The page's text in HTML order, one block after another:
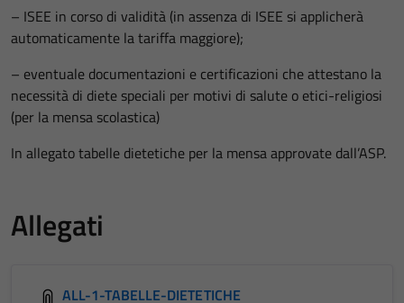
– ISEE in corso di validità (in assenza di ISEE si applicherà
automaticamente la tariffa maggiore);
– eventuale documentazioni e certificazioni che attestano la
necessità di diete speciali per motivi di salute o etici-religiosi
(per la mensa scolastica)
In allegato tabelle dietetiche per la mensa approvate dall’ASP.
Allegati
ALL-1-TABELLE-DIETETICHE